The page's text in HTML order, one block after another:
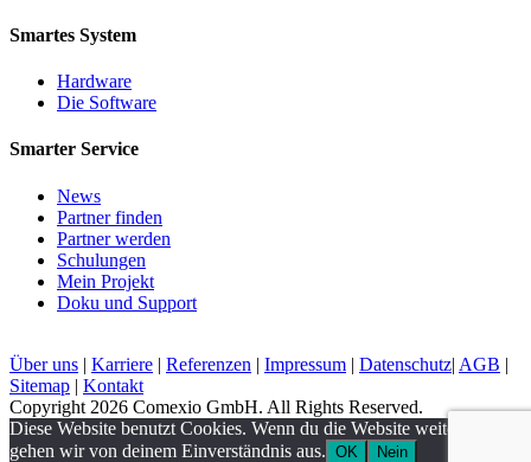
Smartes System
Hardware
Die Software
Smarter Service
News
Partner finden
Partner werden
Schulungen
Mein Projekt
Doku und Support
Über uns | Karriere | Referenzen | Impressum | Datenschutz| AGB |
Sitemap | Kontakt
Copyright 2026 Comexio GmbH. All Rights Reserved.
Diese Website benutzt Cookies. Wenn du die Website weiter nutzt,
gehen wir von deinem Einverständnis aus. OK Nein